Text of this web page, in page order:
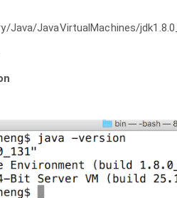
Java/JavaVirtualMachines/